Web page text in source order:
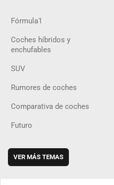
Fórmula1
Coches híbridos y
enchufables
SUV
Rumores de coches
Comparativa de coches
Futuro
VER MÁS TEMAS